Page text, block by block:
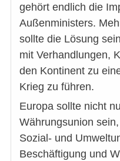
gehört endlich die
Außenministers.
sollte die Lösung
mit Verhandlungen,
den Kontinent zu
Krieg zu führen.
Europa sollte nicht
Währungsunion
Sozial- und
Beschäftigung und